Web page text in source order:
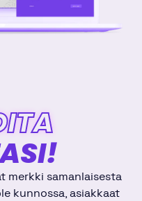
merkki samanlaisesta
kunnossa, asiakkaat